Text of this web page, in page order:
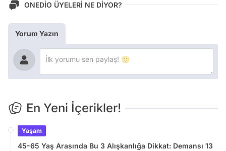
ONEDİO ÜYELERİ NE DİYOR?
Yorum Yazın
En Yeni İçerikler!
Yaşam
45-65 Yaş Arasında Bu 3 Alışkanlığa Dikkat: Demansı 13